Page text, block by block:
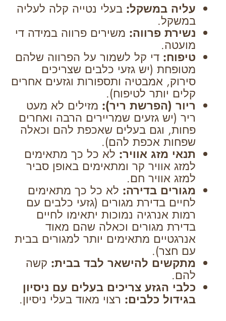
עליה במשקל: בעלי נטייה קלה לעליה
במשקל.
נשירת פרווה: משירים פרווה במידה די
מועטה.
טיפוח: די קל לשמור על הפרווה שלהם
מטופחת (יש גזעי כלבים שצריכים
סירוק, אמבטיה ותספורות וגזעים אחרים
קלים יותר לטיפוח).
ריור (הפרשת ריר): מזילים לא מעט
ריר (יש גזעים שמריירים הרבה ואחרים
פחות, וגם בעלים שאכפת להם וכאלה
שפחות אכפת להם).
תנאי מזג אוויר: לא כל כך מתאימים
למזג אוויר קר ומתאימים באופן סביר
למזג אוויר חם.
מגורים בדירה: לא כל כך מתאימים
לחיים בדירת מגורים (גזעי כלבים עם
רמות אנרגיה נמוכות יתאימו לחיים
בדירת מגורים וכאלה שהם מאוד
אנרגטיים מתאימים יותר למגורים בבית
עם חצר).
מתקשים להישאר לבד בבית: קשה
להם.
כלבי הגזע צריכים בעלים עם ניסיון
בגידול כלבים: רצוי מאוד בעלי ניסיון.